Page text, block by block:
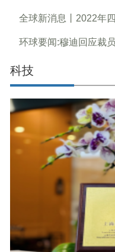
全球新消息丨2022年
环球要闻:穆迪回应裁
科技